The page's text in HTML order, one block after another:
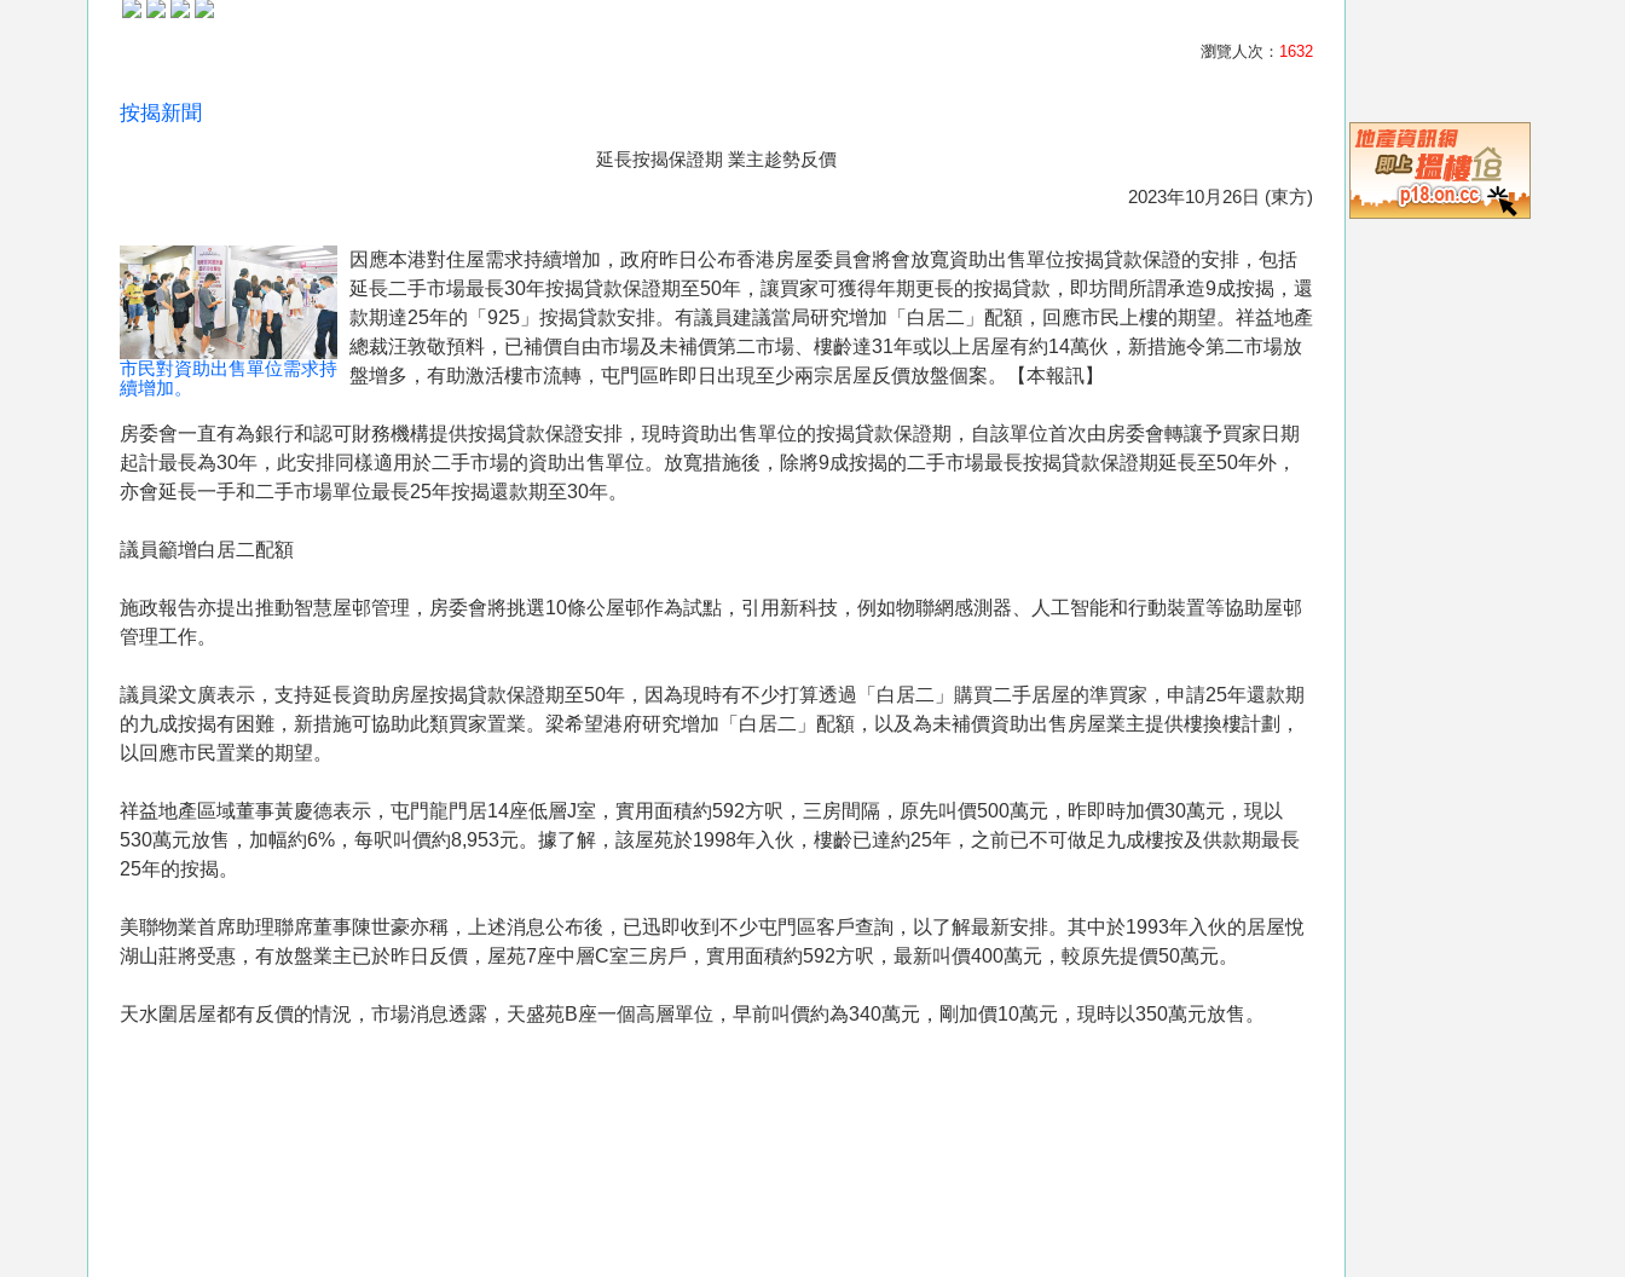
瀏覽人次： 1632
按揭新聞
延長按揭保證期 業主趁勢反價
2023年10月26日 (東方)
市民對資助出售單位需求持
續增加。
因應本港對住屋需求持續增加，政府昨日公布香港房屋委員會將會放寬資助出售單位按揭貸款保證的安排，包括
延長二手市場最長30年按揭貸款保證期至50年，讓買家可獲得年期更長的按揭貸款，即坊間所謂承造9成按揭，還
款期達25年的「925」按揭貸款安排。有議員建議當局研究增加「白居二」配額，回應市民上樓的期望。祥益地產
總裁汪敦敬預料，已補價自由市場及未補價第二市場、樓齡達31年或以上居屋有約14萬伙，新措施令第二市場放
盤增多，有助激活樓市流轉，屯門區昨即日出現至少兩宗居屋反價放盤個案。【本報訊】
房委會一直有為銀行和認可財務機構提供按揭貸款保證安排，現時資助出售單位的按揭貸款保證期，自該單位首次由房委會轉讓予買家日期
起計最長為30年，此安排同樣適用於二手市場的資助出售單位。放寬措施後，除將9成按揭的二手市場最長按揭貸款保證期延長至50年外，
亦會延長一手和二手市場單位最長25年按揭還款期至30年。
議員籲增白居二配額
施政報告亦提出推動智慧屋邨管理，房委會將挑選10條公屋邨作為試點，引用新科技，例如物聯網感測器、人工智能和行動裝置等協助屋邨
管理工作。
議員梁文廣表示，支持延長資助房屋按揭貸款保證期至50年，因為現時有不少打算透過「白居二」購買二手居屋的準買家，申請25年還款期
的九成按揭有困難，新措施可協助此類買家置業。梁希望港府研究增加「白居二」配額，以及為未補價資助出售房屋業主提供樓換樓計劃，
以回應市民置業的期望。
祥益地產區域董事黃慶德表示，屯門龍門居14座低層J室，實用面積約592方呎，三房間隔，原先叫價500萬元，昨即時加價30萬元，現以
530萬元放售，加幅約6%，每呎叫價約8,953元。據了解，該屋苑於1998年入伙，樓齡已達約25年，之前已不可做足九成樓按及供款期最長
25年的按揭。
美聯物業首席助理聯席董事陳世豪亦稱，上述消息公布後，已迅即收到不少屯門區客戶查詢，以了解最新安排。其中於1993年入伙的居屋悅
湖山莊將受惠，有放盤業主已於昨日反價，屋苑7座中層C室三房戶，實用面積約592方呎，最新叫價400萬元，較原先提價50萬元。
天水圍居屋都有反價的情況，市場消息透露，天盛苑B座一個高層單位，早前叫價約為340萬元，剛加價10萬元，現時以350萬元放售。